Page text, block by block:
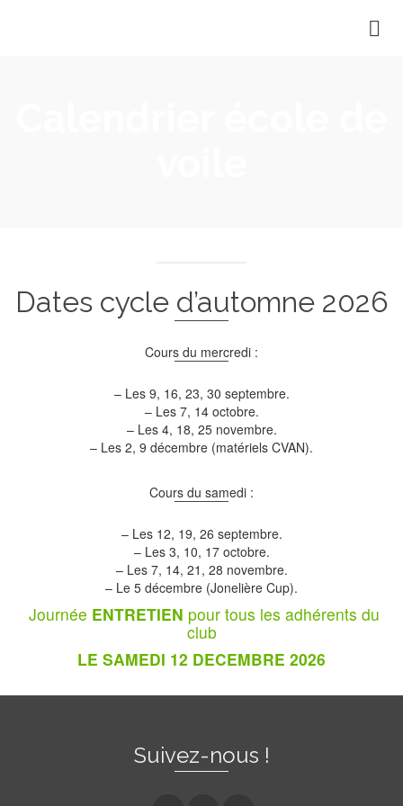
Dates cycle d’automne 2026
Cours du mercredi :
– Les 9, 16, 23, 30 septembre.
– Les 7, 14 octobre.
– Les 4, 18, 25 novembre.
– Les 2, 9 décembre (matériels CVAN).
Cours du samedi :
– Les 12, 19, 26 septembre.
– Les 3, 10, 17 octobre.
– Les 7, 14, 21, 28 novembre.
– Le 5 décembre (Jonelière Cup).
Journée ENTRETIEN pour tous les adhérents du
club
LE SAMEDI 12 DECEMBRE 2026
Suivez-nous !